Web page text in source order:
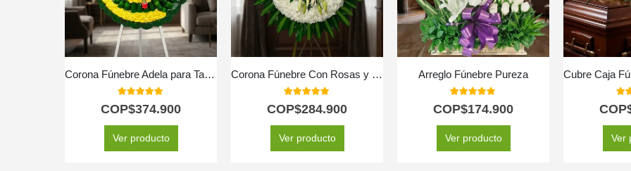
Corona Fúnebre Adela para Tanatorio y Condolencias 🕊️
5.00
COP$374.900
Ver producto
Corona Fúnebre Con Rosas y Lirios
5.00
COP$284.900
Ver producto
Arreglo Fúnebre Pureza
5.00
COP$174.900
Ver producto
5.00
Ver